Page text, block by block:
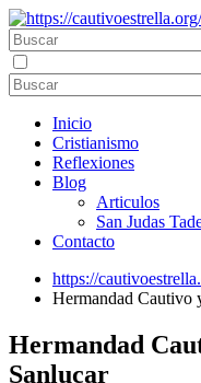
Inicio
Cristianismo
Reflexiones
Blog
Articulos
San Judas
Contacto
https://
Hermandad Cautivo
Hermandad
Sanlucar